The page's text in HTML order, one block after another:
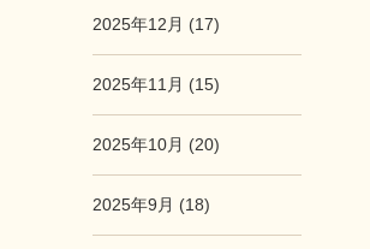
2025年12月 (17)
2025年11月 (15)
2025年10月 (20)
2025年9月 (18)